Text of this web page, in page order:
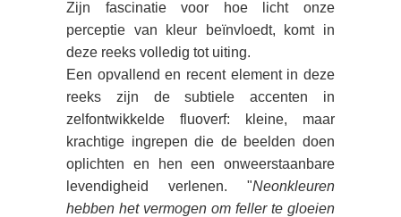
Zijn fascinatie voor hoe licht onze
perceptie van kleur beïnvloedt, komt in
deze reeks volledig tot uiting.
Een opvallend en recent element in deze
reeks zijn de subtiele accenten in
zelfontwikkelde fluoverf: kleine, maar
krachtige ingrepen die de beelden doen
oplichten en hen een onweerstaanbare
levendigheid verlenen. "Neonkleuren
hebben het vermogen om feller te gloeien